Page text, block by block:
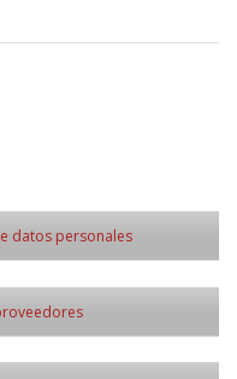
datos personales